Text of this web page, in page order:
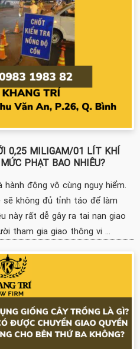
0,25 MILIGAM/01 LÍT KHÍ
PHẠT BAO NHIÊU?
động vô cùng nguy hiểm.
sẽ không đủ tỉnh táo để làm
này rất dễ gây ra tai nạn giao
tham gia giao thông vi ...